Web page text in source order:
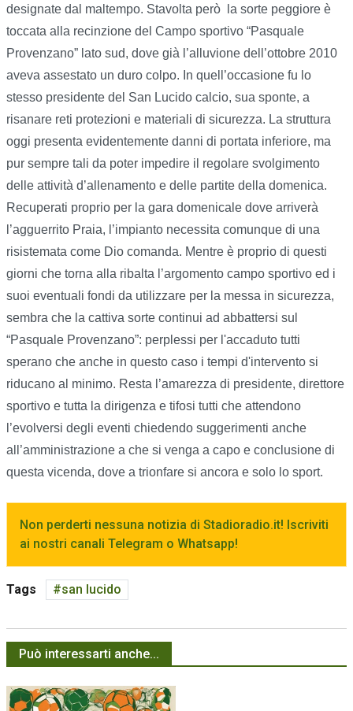
designate dal maltempo. Stavolta però la sorte peggiore è
toccata alla recinzione del Campo sportivo “Pasquale
Provenzano” lato sud, dove già l’alluvione dell’ottobre 2010
aveva assestato un duro colpo. In quell’occasione fu lo
stesso presidente del San Lucido calcio, sua sponte, a
risanare reti protezioni e materiali di sicurezza. La struttura
oggi presenta evidentemente danni di portata inferiore, ma
pur sempre tali da poter impedire il regolare svolgimento
delle attività d’allenamento e delle partite della domenica.
Recuperati proprio per la gara domenicale dove arriverà
l’agguerrito Praia, l’impianto necessita comunque di una
risistemata come Dio comanda. Mentre è proprio di questi
giorni che torna alla ribalta l’argomento campo sportivo ed i
suoi eventuali fondi da utilizzare per la messa in sicurezza,
sembra che la cattiva sorte continui ad abbattersi sul
“Pasquale Provenzano”: perplessi per l'accaduto tutti
sperano che anche in questo caso i tempi d'intervento si
riducano al minimo. Resta l’amarezza di presidente, direttore
sportivo e tutta la dirigenza e tifosi tutti che attendono
l’evolversi degli eventi chiedendo suggerimenti anche
all’amministrazione a che si venga a capo e conclusione di
questa vicenda, dove a trionfare si ancora e solo lo sport.
Non perderti nessuna notizia di Stadioradio.it! Iscriviti
ai nostri canali Telegram o Whatsapp!
Tags san lucido
Può interessarti anche...